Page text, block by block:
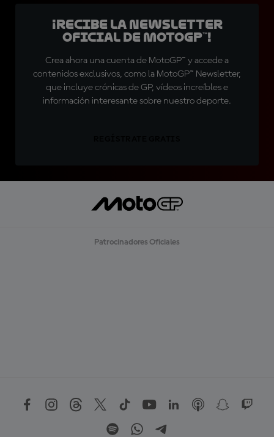
¡Recibe la Newsletter
oficial de MotoGP™!
Crea ahora una cuenta de MotoGP™ y accede a
contenidos exclusivos, como la MotoGP™ Newsletter,
que incluye crónicas de GP, vídeos increíbles e
información interesante sobre nuestro deporte.
Patrocinadores Oficiales